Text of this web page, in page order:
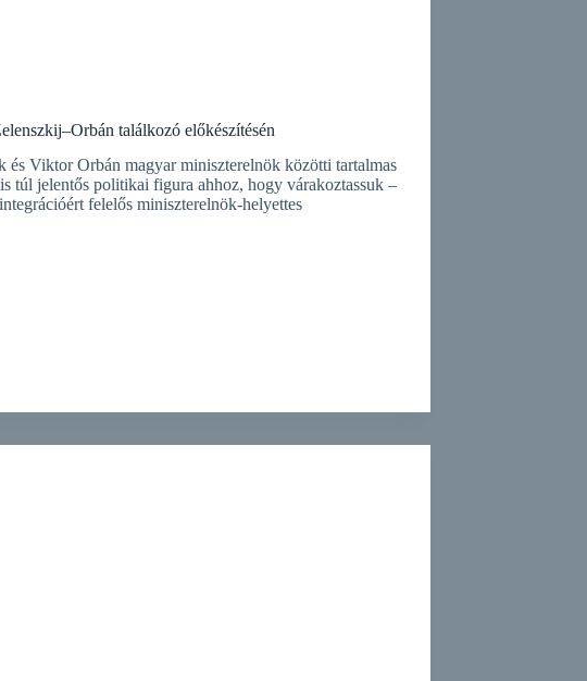
találkozó előkészítésén
Viktor Orbán magyar miniszterelnök közötti tartalmas
túl jelentős politikai figura ahhoz, hogy várakoztassuk –
felelős miniszterelnök-helyettes